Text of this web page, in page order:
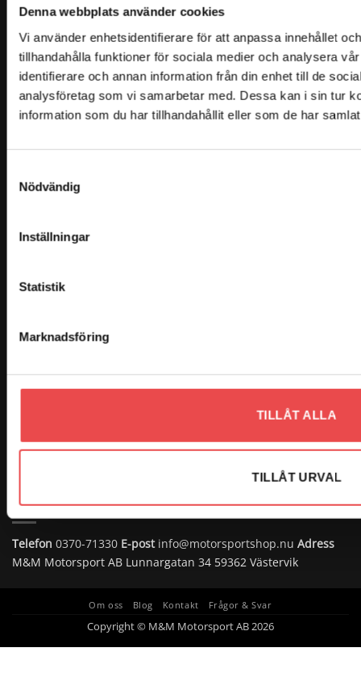
Denna webbplats använder cookies
Vi använder enhetsidentifierare för att anpassa innehållet
tillhandahålla funktioner för sociala medier och analysera
identifierare och annan information från din enhet till de
analysföretag som vi samarbetar med. Dessa kan i sin tur
information som du har tillhandahållit eller som de har
Nödvändig
Inställningar
Statistik
Marknadsföring
TILLÅT ALLA
TILLÅT URVAL
M&M MOTORSPORT
Produktnyheter, bättre priser och mycket mer - ta del av vårt
KONTAKTA OSS
Telefon 0370-71330 E-postinfo@motorsportshop.nu Adress
M&M Motorsport AB Lunnargatan 34 59362 Västervik
Om oss Blog Kontakt Frågor & Svar
Copyright © M&M Motorsport AB 2026